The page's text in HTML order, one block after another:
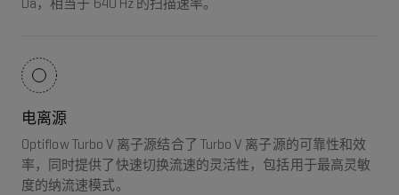
电离源
Optiflow Turbo V 离子源结合了 Turbo V 离子源的可靠性和效
率，同时提供了快速切换流速的灵活性，包括用于最高灵敏
度的纳流速模式。